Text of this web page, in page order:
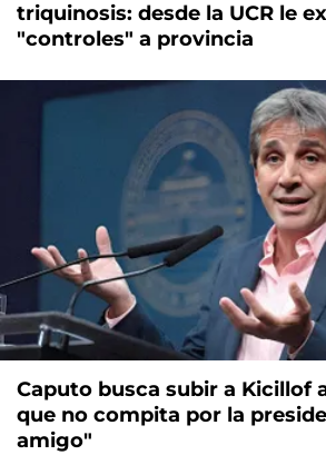
triquinosis: desde la UCR le
"controles" a provincia
Caputo busca subir a Kicillof
que no compita por la
amigo"